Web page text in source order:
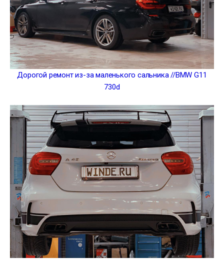
Дорогой ремонт из-за маленького сальника //BMW G11
730d